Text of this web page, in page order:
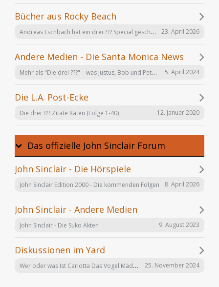
Bücher aus Rocky Beach
Andreas Eschbach hat ein drei ??? Special geschrieben: "Die Auferstehung" 23. April 2026
Andere Medien - Die Santa Monica News
Mehr als "Die drei ???" – was Justus, Bob und Peter auch noch tun 5. April 2024
Die L.A. Post-Ecke
Die drei ??? Zitate Raten (Folge 1-40) 12. Januar 2020
Das offizielle John Sinclair Forum
John Sinclair - Die Hörspiele
John Sinclair Edition 2000 - Die kommenden Folgen 8. April 2026
John Sinclair - Andere Medien
John Sinclair - Die Suko Akten 9. August 2023
Diskussionen im Yard
Wer oder was Ist Carlotta Das Vogel Mädchen 25. November 2024